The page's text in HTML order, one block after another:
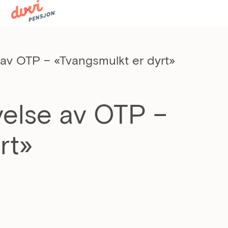
OTP – «Tvangsmulkt er dyrt»
av OTP –